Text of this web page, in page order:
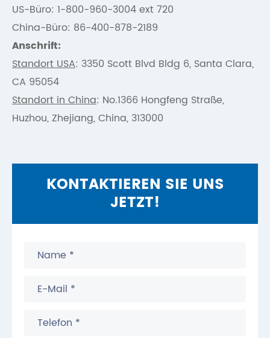
US-Büro: 1-800-960-3004 ext 720
China-Büro: 86-400-878-2189
Anschrift:
Standort USA: 3350 Scott Blvd Bldg 6, Santa Clara,
CA 95054
Standort in China: No.1366 Hongfeng Straße,
Huzhou, Zhejiang, China, 313000
KONTAKTIEREN SIE UNS
JETZT!